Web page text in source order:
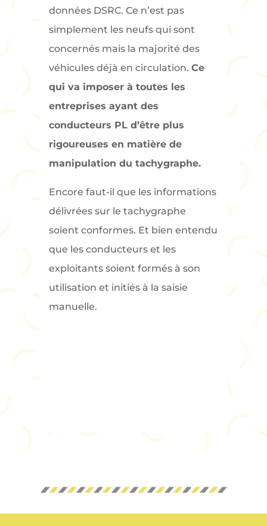
données DSRC. Ce n’est pas
simplement les neufs qui sont
concernés mais la majorité des
véhicules déjà en circulation.Ce
qui va imposer à toutes les
entreprises ayant des
conducteurs PL d’être plus
rigoureuses en matière de
manipulation du tachygraphe.
Encore faut-il que les informations
délivrées sur le tachygraphe
soient conformes. Et bien entendu
que les conducteurs et les
exploitants soient formés à son
utilisation et initiés à la saisie
manuelle.